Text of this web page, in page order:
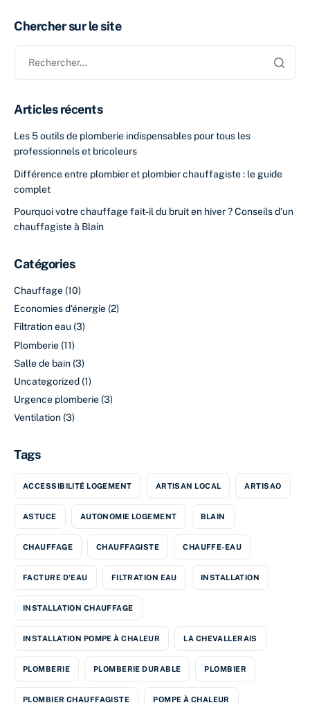
Chercher sur le site
Articles récents
Les 5 outils de plomberie indispensables pour tous les
professionnels et bricoleurs
Différence entre plombier et plombier chauffagiste : le guide
complet
Pourquoi votre chauffage fait-il du bruit en hiver ? Conseils d’un
chauffagiste à Blain
Catégories
Chauffage (10)
Economies d'énergie (2)
Filtration eau (3)
Plomberie (11)
Salle de bain (3)
Uncategorized (1)
Urgence plomberie (3)
Ventilation (3)
Tags
ACCESSIBILITÉ LOGEMENT ARTISAN LOCAL ARTISAO
ASTUCE AUTONOMIE LOGEMENT BLAIN
CHAUFFAGE CHAUFFAGISTE CHAUFFE-EAU
FACTURE D'EAU FILTRATION EAU INSTALLATION
INSTALLATION CHAUFFAGE
INSTALLATION POMPE À CHALEUR LA CHEVALLERAIS
PLOMBERIE PLOMBERIE DURABLE PLOMBIER
PLOMBIER CHAUFFAGISTE POMPE À CHALEUR